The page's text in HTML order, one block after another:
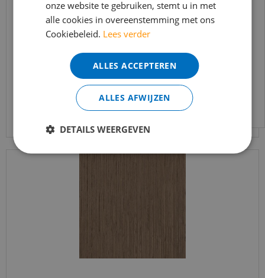
Silentlines lattenwand walnoot - 2600x526x22mm
bereikbaar.
Bestelling worden uiteraard verwerkt
echter iets minder snel dan wat je van ons
gewend bent.
Voor vragen kan je ons bereiken via
info@merkvloerenwinkel.nl
onze website te gebruiken, stemt u in met
alle cookies in overeenstemming met ons
Cookiebeleid. Lees verder
ALLES ACCEPTEREN
ALLES AFWIJZEN
DETAILS WEERGEVEN